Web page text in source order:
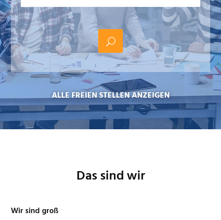
ALLE FREIEN STELLEN ANZEIGEN
Das sind wir
Wir sind groß